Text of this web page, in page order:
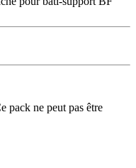
pack ne peut pas être